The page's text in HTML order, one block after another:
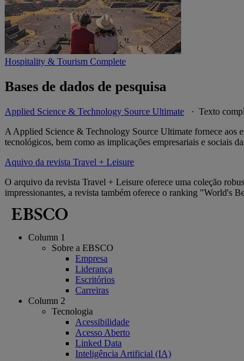
Hospitality & Tourism Complete
Bases de dados de pesquisa
Applied Science & Technology Source Ultimate
· Texto
A Applied Science & Technology Source Ultimate fornece aos
tecnológicos, bem como as implicações empresariais e sociais
Aquivo da revista Travel + Leisure
O arquivo da revista Travel + Leisure oferece uma coleção
impressionantes, a revista também oferece o ranking "World's
Column 1
Sobre a EBSCO
Empresa
Liderança
Escritórios
Carreiras
Column 2
Tecnologia
Acessibilidade
Acesso Aberto
Linked Data
Inteligência Artificial (IA)